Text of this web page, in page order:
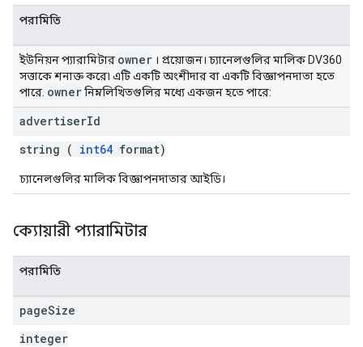
পরামিতি
ইউনিয়ন প্যারামিটার owner । প্রয়োজন। চ্যানেলগুলির মালিক DV360
সত্তাকে শনাক্ত করে৷ এটি একটি অংশীদার বা একটি বিজ্ঞাপনদাতা হতে
পারে. ownerনিম্নলিখিতগুলির মধ্যে একজন হতে পারে:
advertiserId
string ( int64 format)
চ্যানেলগুলির মালিক বিজ্ঞাপনদাতার আইডি।
ক্যোয়ারী প্যারামিটার
পরামিতি
pageSize
integer